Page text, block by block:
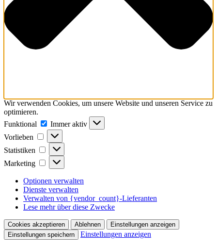
Wir verwenden Cookies, um unsere Website und unseren Service zu
optimieren.
Funktional
Funktional
Immer aktiv
Vorlieben
Vorlieben
Statistiken Statistiken
Marketing Marketing
Optionen verwalten
Dienste verwalten
Verwalten von {vendor_count}-Lieferanten
Lese mehr über diese Zwecke
Cookies akzeptieren Ablehnen
Einstellungen anzeigen
Einstellungen speichern
Einstellungen anzeigen